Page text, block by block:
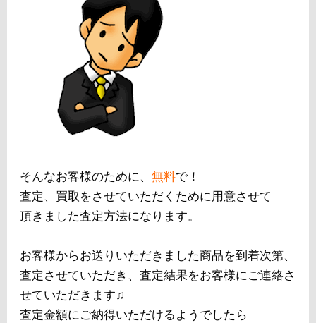
そんなお客様のために、 無料で！
査定、買取をさせていただくために用意させて
頂きました査定方法になります。
お客様からお送りいただきました商品を到着次第、
査定させていただき、査定結果をお客様にご連絡さ
せていただきます♫
査定金額にご納得いただけるようでしたら